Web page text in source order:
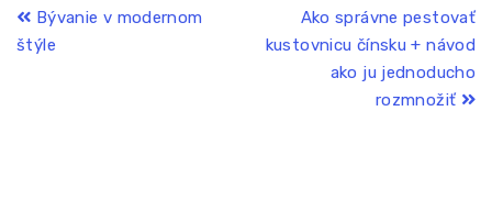
Navigace
pro
Bývanie v modernom
štýle
Ako správne pestovať
kustovnicu čínsku + návod
ako ju jednoducho
rozmnožiť